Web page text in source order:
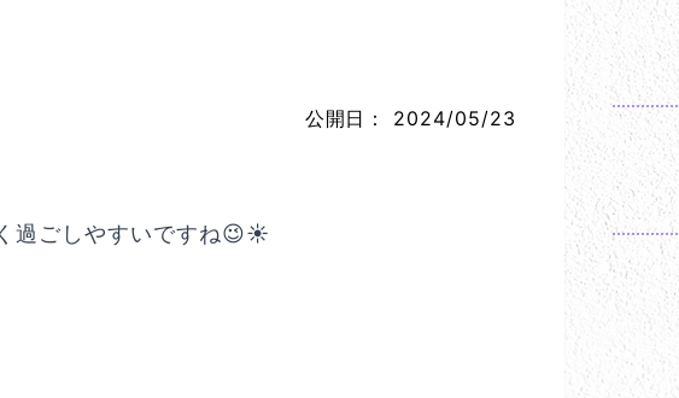
公開日： 2024/05/23
過ごしやすいですね😉☀️